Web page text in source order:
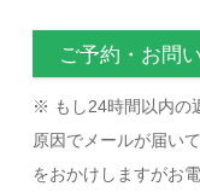
ご予約・お問
※ もし24時間以内の
原因でメールが届い
をおかけしますがお